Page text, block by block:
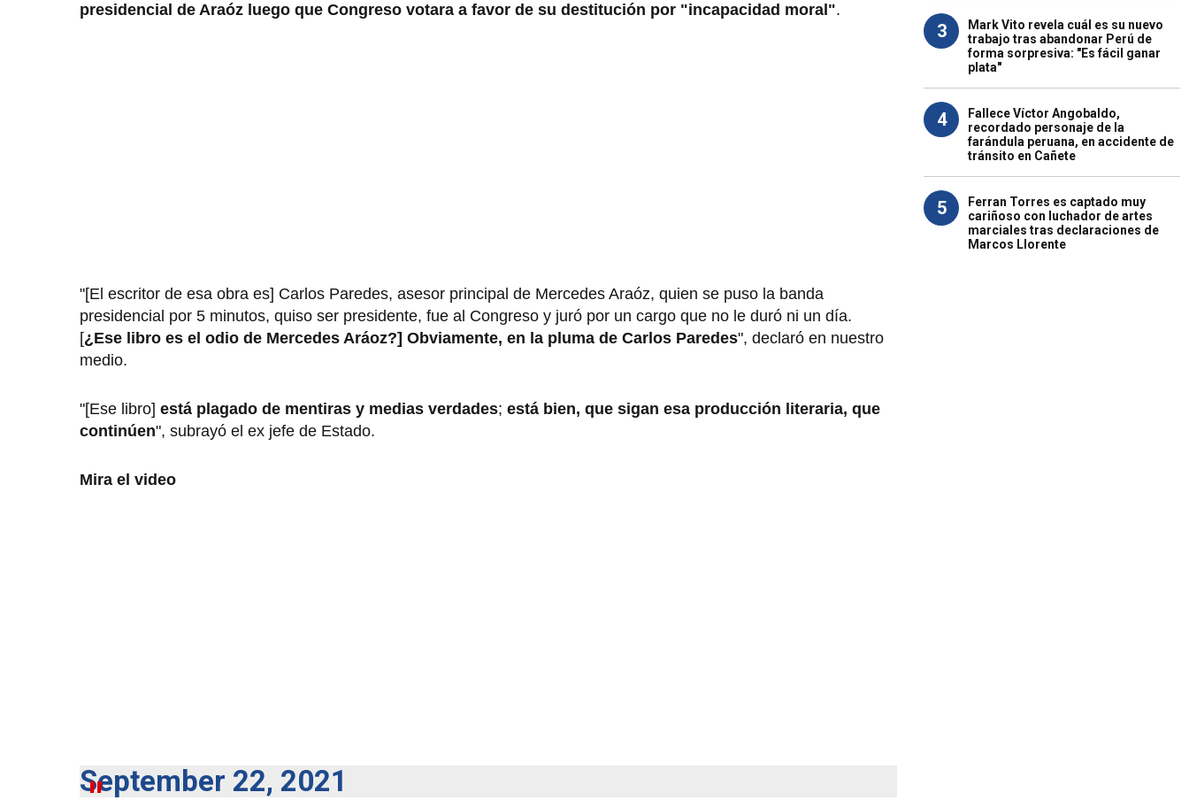
presidencial de Araóz luego que Congreso votara a favor de su destitución por "incapacidad moral".
"[El escritor de esa obra es] Carlos Paredes, asesor principal de Mercedes Araóz, quien se puso la banda
presidencial por 5 minutos, quiso ser presidente, fue al Congreso y juró por un cargo que no le duró ni un día.
[¿Ese libro es el odio de Mercedes Aráoz?] Obviamente, en la pluma de Carlos Paredes", declaró en nuestro
medio.
"[Ese libro] está plagado de mentiras y medias verdades; está bien, que sigan esa producción literaria, que
continúen", subrayó el ex jefe de Estado.
Mira el video
September 22, 2021
3
Mark Vito revela cuál es su nuevo
trabajo tras abandonar Perú de
forma sorpresiva: "Es fácil ganar
plata"
4
Fallece Víctor Angobaldo,
recordado personaje de la
farándula peruana, en accidente de
tránsito en Cañete
5
Ferran Torres es captado muy
cariñoso con luchador de artes
marciales tras declaraciones de
Marcos Llorente